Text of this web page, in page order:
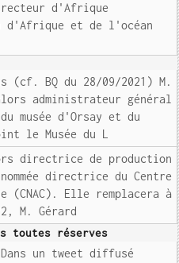
d'Afrique
et de l'océan
(cf. BQ du 28/09/2021) M.
administrateur général
musée d'Orsay et du
le Musée du L
directrice de production
directrice du Centre
Elle remplacera à
M. Gérard
toutes réserves
un tweet diffusé